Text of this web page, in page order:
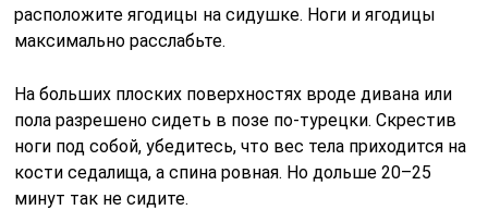
расположите ягодицы на сидушке. Ноги и ягодицы
максимально расслабьте.
На больших плоских поверхностях вроде дивана или
пола разрешено сидеть в позе по-турецки. Скрестив
ноги под собой, убедитесь, что вес тела приходится на
кости седалища, а спина ровная. Но дольше 20–25
минут так не сидите.